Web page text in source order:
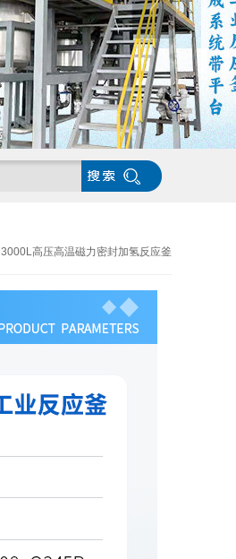
3000L高压高温磁力密封加氢反应釜